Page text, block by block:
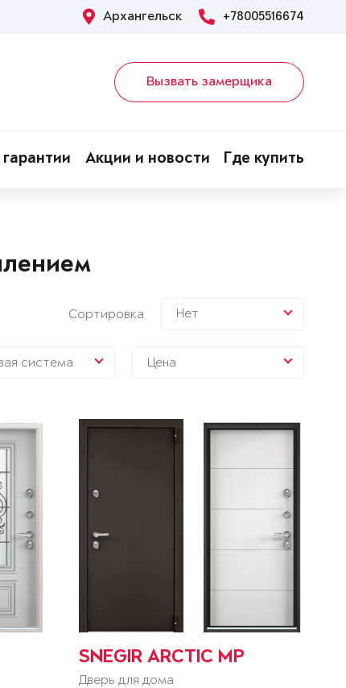
Архангельск +78005516674
Вызвать замерщика
Акции и новости Где купить
Сортировка Нет
система Цена
SNEGIR ARCTIC MP
Дверь для дома